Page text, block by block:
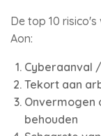
De top 10
Aon:
Cyberaanval
Tekort aan
Onvermogen
behouden